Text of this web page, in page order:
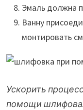
Эмаль должна
Ванну
монтировать
Ускорить
помощи